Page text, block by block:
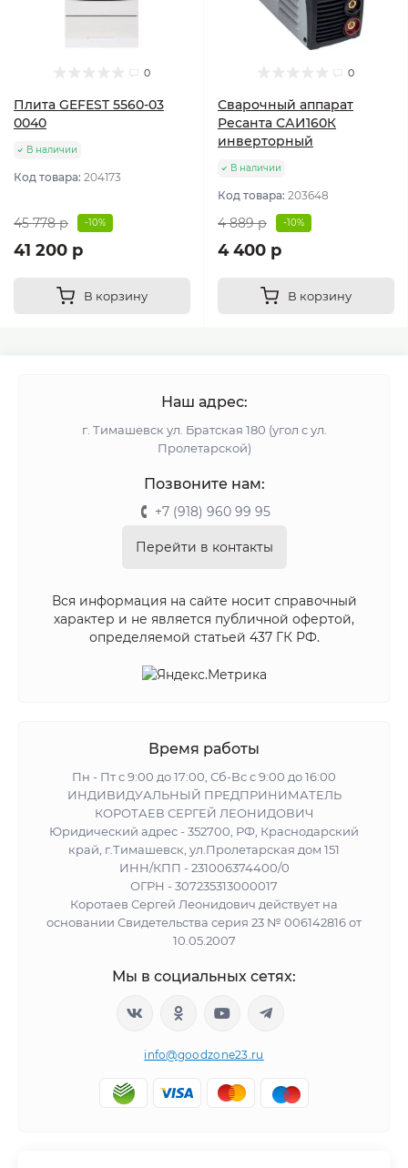
0
Плита GEFEST 5560-03
0040
В наличии
Код товара: 204173
45 778 р -10%
41 200 р
В корзину
0
Сварочный аппарат
Ресанта САИ160К
инверторный
В наличии
Код товара: 203648
4 889 р -10%
4 400 р
В корзину
Наш адрес:
г. Тимашевск ул. Братская 180 (угол с ул.
Пролетарской)
Позвоните нам:
+7 (918) 960 99 95
Перейти в контакты
Вся информация на сайте носит справочный
характер и не является публичной офертой,
определяемой статьей 437 ГК РФ.
Время работы
Пн - Пт с 9:00 до 17:00, Сб-Вс с 9:00 до 16:00
ИНДИВИДУАЛЬНЫЙ ПРЕДПРИНИМАТЕЛЬ
КОРОТАЕВ СЕРГЕЙ ЛЕОНИДОВИЧ
Юридический адрес - 352700, РФ, Краснодарский
край, г.Тимашевск, ул.Пролетарская дом 151
ИНН/КПП - 231006374400/0
ОГРН - 307235313000017
Коротаев Сергей Леонидович действует на
основании Свидетельства серия 23 № 006142816 от
10.05.2007
Мы в социальных сетях:
info@goodzone23.ru